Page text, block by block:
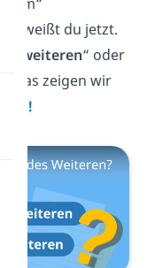
weißt du jetzt.
desweiteren“ oder
“? Das zeigen wir
Video!